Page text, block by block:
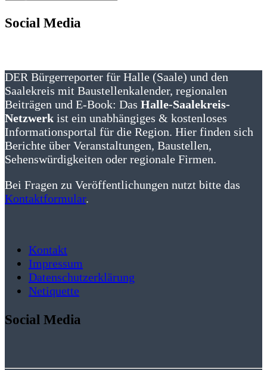
Social Media
DER Bürgerreporter für Halle (Saale) und den
Saalekreis mit Baustellenkalender, regionalen
Beiträgen und E-Book: Das Halle-Saalekreis-
Netzwerk ist ein unabhängiges & kostenloses
Informationsportal für die Region. Hier finden sich
Berichte über Veranstaltungen, Baustellen,
Sehenswürdigkeiten oder regionale Firmen.
Bei Fragen zu Veröffentlichungen nutzt bitte das
Kontaktformular.
Kontakt
Impressum
Datenschutzerklärung
Netiquette
Social Media